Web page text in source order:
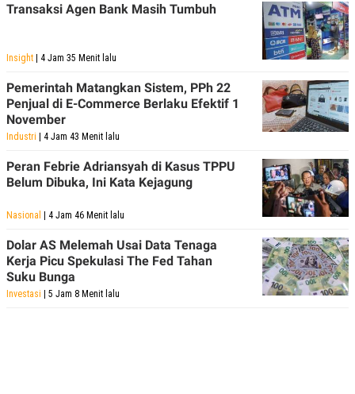
Transaksi Agen Bank Masih Tumbuh
Insight | 4 Jam 35 Menit lalu
Pemerintah Matangkan Sistem, PPh 22
Penjual di E-Commerce Berlaku Efektif 1
November
Industri | 4 Jam 43 Menit lalu
Peran Febrie Adriansyah di Kasus TPPU
Belum Dibuka, Ini Kata Kejagung
Nasional | 4 Jam 46 Menit lalu
Dolar AS Melemah Usai Data Tenaga
Kerja Picu Spekulasi The Fed Tahan
Suku Bunga
Investasi | 5 Jam 8 Menit lalu